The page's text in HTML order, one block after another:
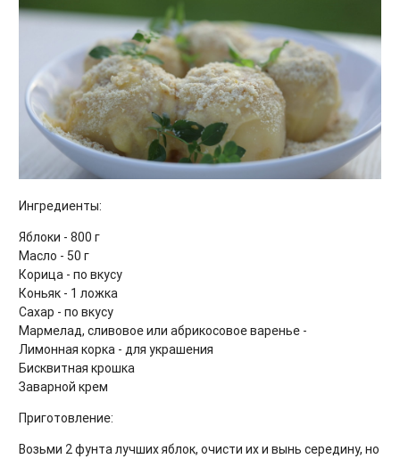
Ингредиенты:
Яблоки - 800 г
Масло - 50 г
Корица - по вкусу
Коньяк - 1 ложка
Сахар - по вкусу
Мармелад, сливовое или абрикосовое варенье -
Лимонная корка - для украшения
Бисквитная крошка
Заварной крем
Приготовление:
Возьми 2 фунта лучших яблок, очисти их и вынь середину, но